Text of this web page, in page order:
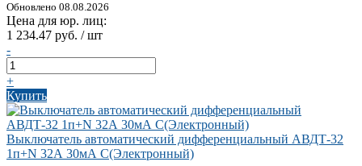
Обновлено 08.08.2026
Цена для юр. лиц:
1 234.47 руб. / шт
-
+
Купить
Выключатель автоматический дифференциальный АВДТ-32
1п+N 32А 30мА C(Электронный)